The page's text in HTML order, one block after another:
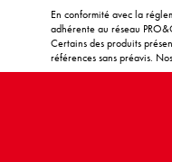
En conformité avec la
adhérente au réseau
Certains des produits
références sans préavis.